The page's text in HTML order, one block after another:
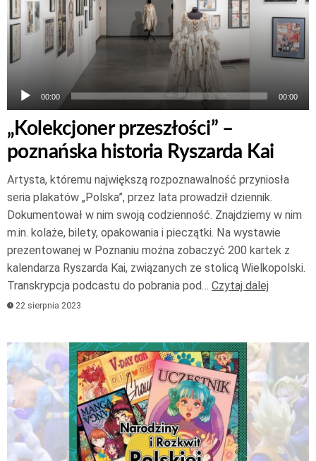
00:00 00:00
„Kolekcjoner przeszłości” –
poznańska historia Ryszarda Kai
Artysta, któremu największą rozpoznawalność przyniosła
seria plakatów „Polska”, przez lata prowadził dziennik.
Dokumentował w nim swoją codzienność. Znajdziemy w nim
m.in. kolaże, bilety, opakowania i pieczątki. Na wystawie
prezentowanej w Poznaniu można zobaczyć 200 kartek z
kalendarza Ryszarda Kai, związanych ze stolicą Wielkopolski.
Transkrypcja podcastu do pobrania pod… Czytaj dalej
22 sierpnia 2023
Odtwarzacz
plików
dźwiękowych